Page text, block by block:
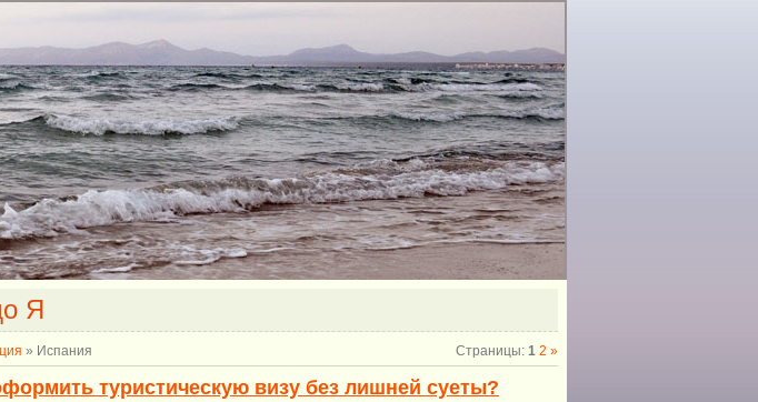
Я
» Испания Страницы: 1 2 »
туристическую визу без лишней суеты?